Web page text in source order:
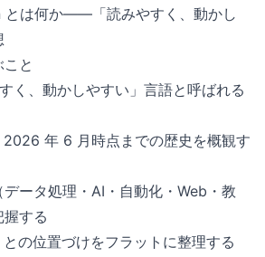
とは何か——「読みやすく、動かし
と
く、動かしやすい」言語と呼ばれる
年 6 月時点までの歴史を概観す
ータ処理・AI・自動化・Web・教
する
との位置づけをフラットに整理する